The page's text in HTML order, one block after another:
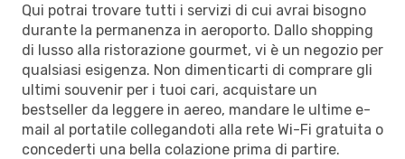
Qui potrai trovare tutti i servizi di cui avrai bisogno
durante la permanenza in aeroporto. Dallo shopping
di lusso alla ristorazione gourmet, vi è un negozio per
qualsiasi esigenza. Non dimenticarti di comprare gli
ultimi souvenir per i tuoi cari, acquistare un
bestseller da leggere in aereo, mandare le ultime e-
mail al portatile collegandoti alla rete Wi-Fi gratuita o
concederti una bella colazione prima di partire.